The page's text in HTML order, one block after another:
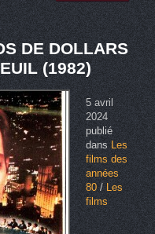
DE DOLLARS
(1982)
5 avril
2024
publié
dans Les
films des
années
80/ Les
films